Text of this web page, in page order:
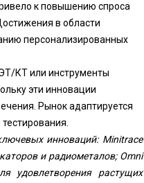
к повышению спроса
в области
персонализированных
КТ или инструменты
эти инновации
Рынок адаптируется
инноваций: Minitrace
и радиометалов; Omni
удовлетворения растущих